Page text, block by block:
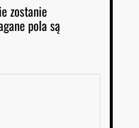
zostanie
pola są